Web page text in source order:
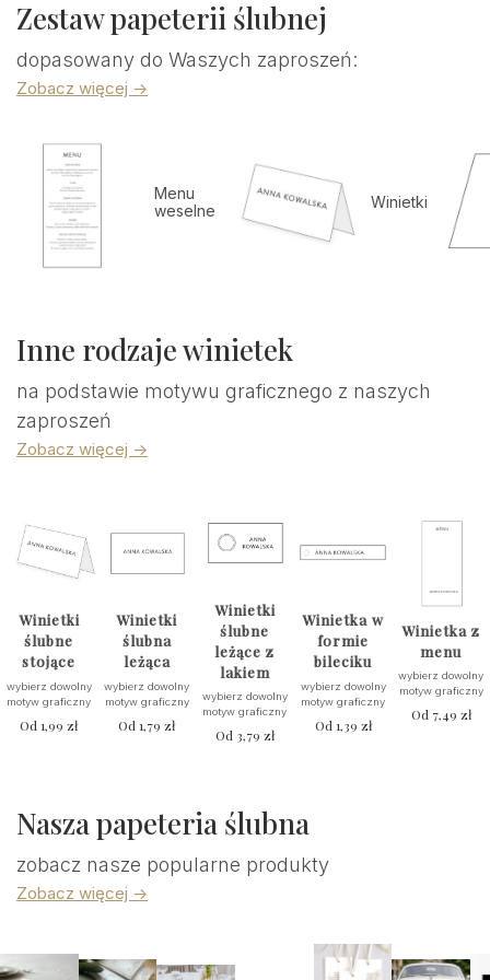
Zestaw papeterii ślubnej
dopasowany do Waszych zaproszeń:
Zobacz więcej ->
Menu
weselne
Winietki
Inne rodzaje winietek
na podstawie motywu graficznego z naszych
zaproszeń
Zobacz więcej ->
Winietki
ślubne
stojące
wybierz dowolny
motyw graficzny
Od1,99zł
Winietki
ślubna
leżąca
wybierz dowolny
motyw graficzny
Od1,79zł
Winietki
ślubne
leżące z
lakiem
wybierz dowolny
motyw graficzny
Od 3,79 zł
Winietka w
formie
bileciku
wybierz dowolny
motyw graficzny
Od 1,39 zł
Winietka z
menu
wybierz dowolny
motyw graficzny
Od 7,49 zł
Nasza papeteria ślubna
zobacz nasze popularne produkty
Zobacz więcej ->